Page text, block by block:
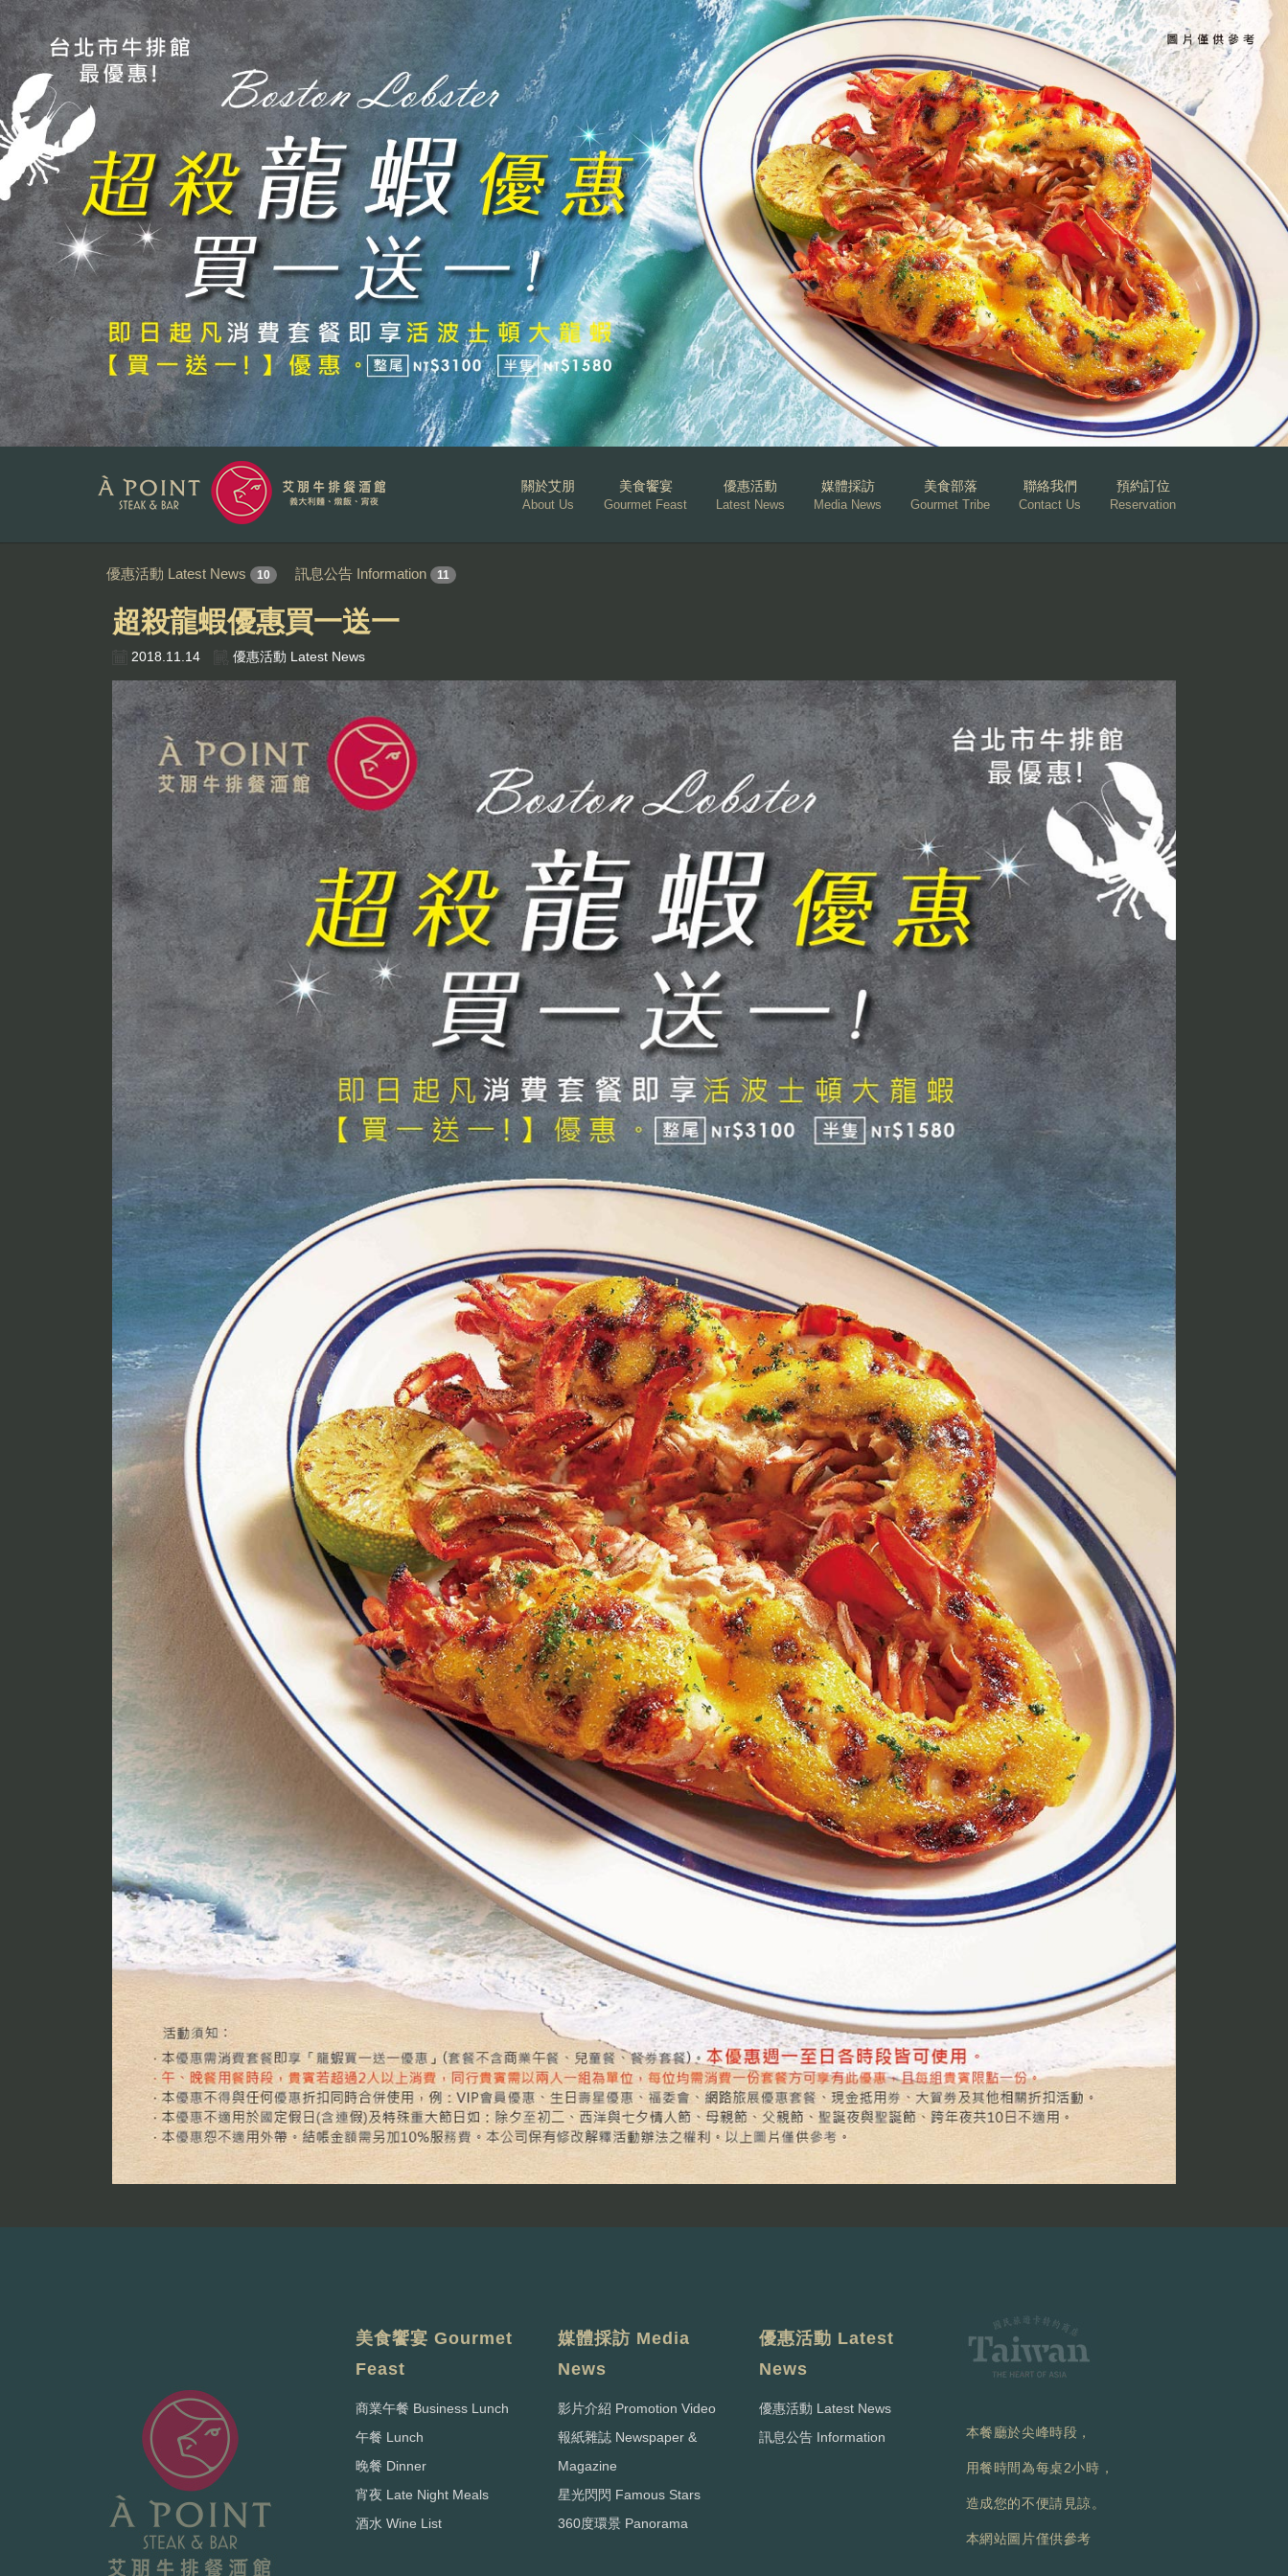
關於艾朋
About Us
美食饗宴
Gourmet Feast
優惠活動
Latest News
媒體採訪
Media News
美食部落
Gourmet Tribe
聯絡我們
Contact Us
預約訂位
Reservation
優惠活動 Latest News 10 訊息公告 Information 11
超殺龍蝦優惠買一送一
2018.11.14 優惠活動 Latest News
美食饗宴 Gourmet
Feast
商業午餐 Business Lunch
午餐 Lunch
晚餐 Dinner
宵夜 Late Night Meals
酒水 Wine List
媒體採訪 Media
News
影片介紹 Promotion Video
報紙雜誌 Newspaper &
Magazine
星光閃閃 Famous Stars
360度環景 Panorama
優惠活動 Latest
News
優惠活動 Latest News
訊息公告 Information
本餐廳於尖峰時段，
用餐時間為每桌2小時，
造成您的不便請見諒。
本網站圖片僅供參考